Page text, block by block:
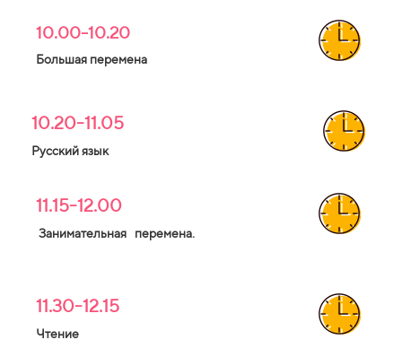
10.00-10.20
Большая перемена
10.20-11.05
Русский язык
11.15-12.00
Занимательная перемена.
11.30-12.15
Чтение